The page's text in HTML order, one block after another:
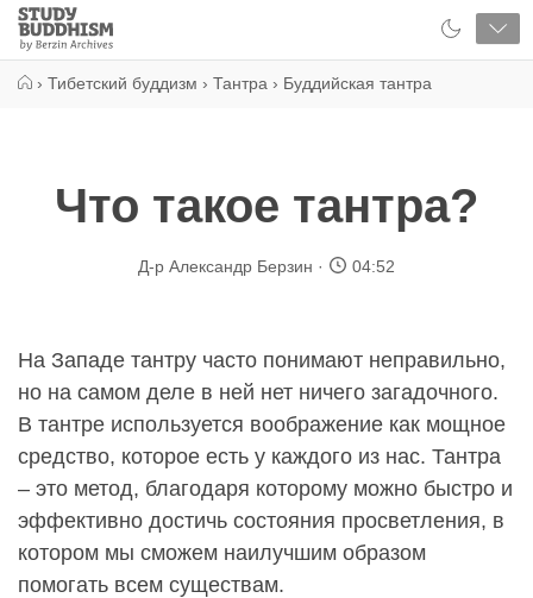
Close
Study
Buddhism
› Тибетский буддизм › Тантра › Буддийская тантра
Что такое тантра?
Д-р Александр Берзин 04:52
На Западе тантру часто понимают неправильно,
но на самом деле в ней нет ничего загадочного.
В тантре используется воображение как мощное
средство, которое есть у каждого из нас. Тантра
– это метод, благодаря которому можно быстро и
эффективно достичь состояния просветления, в
котором мы сможем наилучшим образом
помогать всем существам.